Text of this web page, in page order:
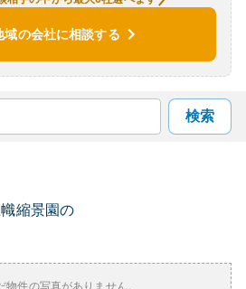
域の会社に相談する
検索
縮景園の
物件の写真がありません。